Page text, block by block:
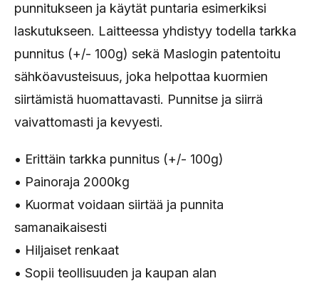
punnitukseen ja käytät puntaria esimerkiksi
laskutukseen. Laitteessa yhdistyy todella tarkka
punnitus (+/- 100g) sekä Maslogin patentoitu
sähköavusteisuus, joka helpottaa kuormien
siirtämistä huomattavasti. Punnitse ja siirrä
vaivattomasti ja kevyesti.
• Erittäin tarkka punnitus (+/- 100g)
• Painoraja 2000kg
• Kuormat voidaan siirtää ja punnita
samanaikaisesti
• Hiljaiset renkaat
• Sopii teollisuuden ja kaupan alan